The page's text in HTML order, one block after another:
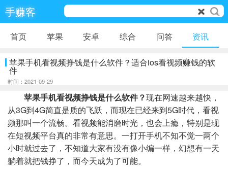
手赚客
首页 苹果 安卓 综合 问答 资讯
苹果手机看视频挣钱是什么软件？适合ios看视频赚钱的软
件
时间：2021-09-29
苹果手机看视频挣钱是什么软件？现在网速越来越快，
从3G到4G简直是质的飞跃，而现在已经来到5G时代，看视
频那叫一个流畅。看视频能消磨时光，也会上瘾，特别是现
在短视频平台真的非常有意思。一打开手机不知不觉一两个
小时就过去了，不知道大家有没有像小编一样，幻想有一天
躺着就把钱挣了，而今天成为了可能。